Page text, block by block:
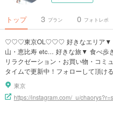
トップ プラン
3 フォトレポ
0
♡♡♡東京OL♡♡♡ 好きなエリア▼
山・恵比寿 etc... 好きな旅▼ 食べ歩
リラクゼーション・お買い物・コ
タイムで更新中！フォローして頂け
東京
https://instagram.com/_u/